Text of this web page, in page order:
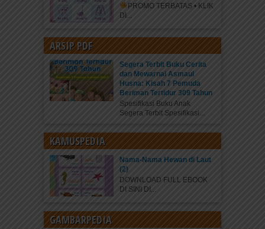
PROMO TERBATAS • KLIK
DI...
ARSIP PDF
Segera Terbit Buku Cerita
dan Mewarnai Asmaul
Husna: Kisah 7 Pemuda
Beriman Tertidur 309 Tahun
Spesifikasi Buku Anak
Segera Terbit Spesifikasi...
KAMUSPEDIA
Nama-Nama Hewan di Laut
(2)
DOWNLOAD FULL EBOOK
DI SINI DI...
GAMBARPEDIA